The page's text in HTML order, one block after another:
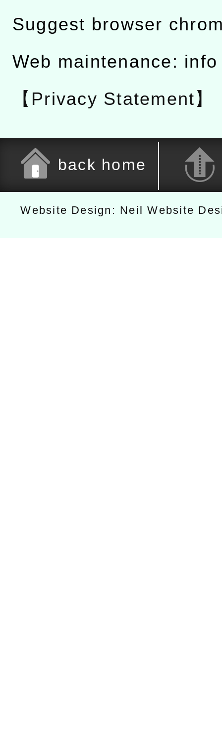
Suggest browser
Web maintenance:
【Privacy Statement】
back home
Website Design: Neil Website